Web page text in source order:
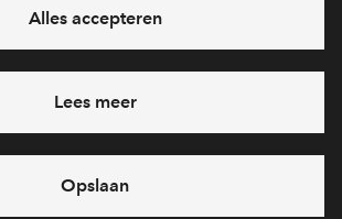
Ja, ik wil mij aanmelden
en wil je direct antwoord? Bel ons op088
712 27 47
week beschikbaar (behalve tijdens